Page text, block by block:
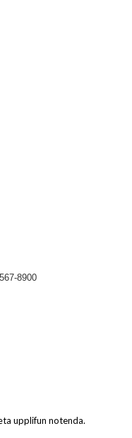
8900
upplifun notenda.